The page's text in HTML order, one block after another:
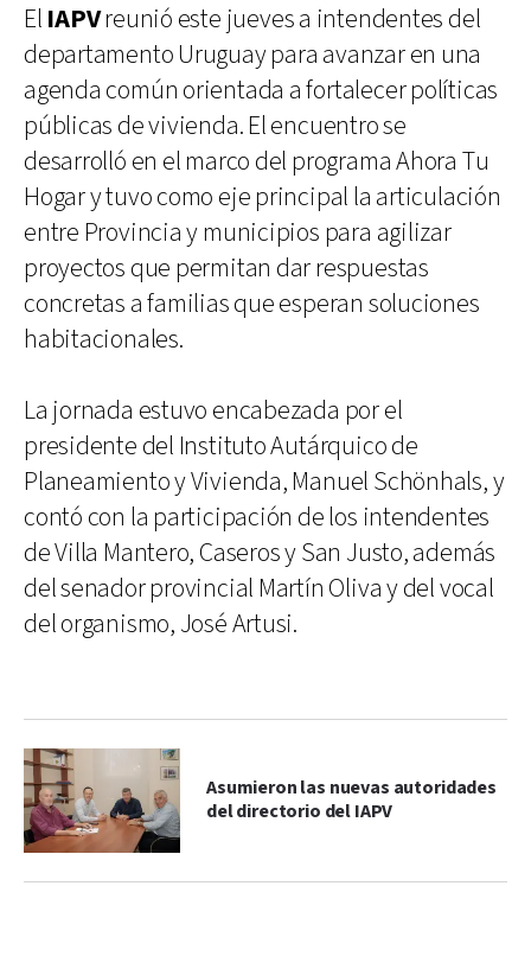
El IAPVreunió este jueves a intendentes del
departamento Uruguay para avanzar en una
agenda común orientada a fortalecer políticas
públicas de vivienda. El encuentro se
desarrolló en el marco del programa Ahora Tu
Hogar y tuvo como eje principal la articulación
entre Provincia y municipios para agilizar
proyectos que permitan dar respuestas
concretas a familias que esperan soluciones
habitacionales.
La jornada estuvo encabezada por el
presidente del Instituto Autárquico de
Planeamiento y Vivienda, Manuel Schönhals, y
contó con la participación de los intendentes
de Villa Mantero, Caseros y San Justo, además
del senador provincial Martín Oliva y del vocal
del organismo, José Artusi.
Asumieron las nuevas autoridades
del directorio del IAPV